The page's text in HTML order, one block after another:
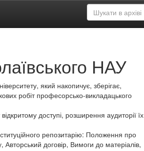
НАУ
який накопичує, зберігає,
робіт професорсько-викладацького
доступі, розширення аудиторії їх
репозитарію: Положення про
Авторський договір, Вимоги до матеріалів,